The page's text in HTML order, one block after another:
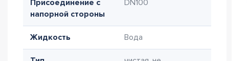
Присоединение с
напорной стороны
DN100
Жидкость Вода